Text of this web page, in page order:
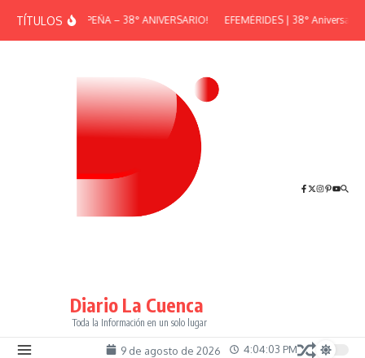
TÍTULOS¡GRAN PEÑA – 38° ANIVERSARIO! EFEMÉRIDES | 38°
Diario La Cuenca
Toda la Información en un solo lugar
9 de agosto de 2026 4:04:03 PM